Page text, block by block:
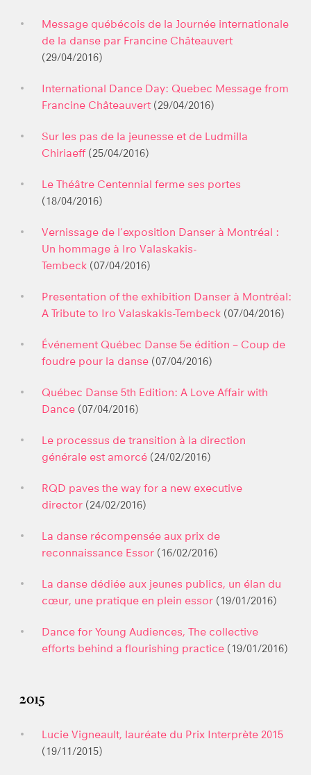
Message québécois de la Journée internationale
de la danse par Francine Châteauvert
(29/04/2016)
International Dance Day: Quebec Message from
Francine Châteauvert(29/04/2016)
Sur les pas de la jeunesse et de Ludmilla
Chiriaeff(25/04/2016)
Le Théâtre Centennial ferme ses portes
(18/04/2016)
Vernissage de l’exposition Danser à Montréal :
Un hommage à Iro Valaskakis-
Tembeck (07/04/2016)
Presentation of the exhibition Danser à Montréal:
A Tribute to Iro Valaskakis-Tembeck (07/04/2016)
Événement Québec Danse 5e édition – Coup de
foudre pour la danse (07/04/2016)
Québec Danse 5th Edition: A Love Affair with
Dance (07/04/2016)
Le processus de transition à la direction
générale est amorcé (24/02/2016)
RQD paves the way for a new executive
director (24/02/2016)
La danse récompensée aux prix de
reconnaissance Essor (16/02/2016)
La danse dédiée aux jeunes publics, un élan du
cœur, une pratique en plein essor (19/01/2016)
Dance for Young Audiences, The collective
efforts behind a flourishing practice (19/01/2016)
2015
Lucie Vigneault, lauréate du Prix Interprète 2015
(19/11/2015)